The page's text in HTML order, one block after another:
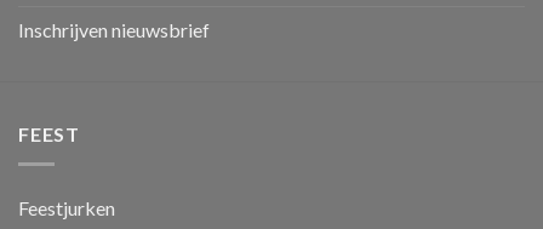
Inschrijven nieuwsbrief
FEEST
Feestjurken